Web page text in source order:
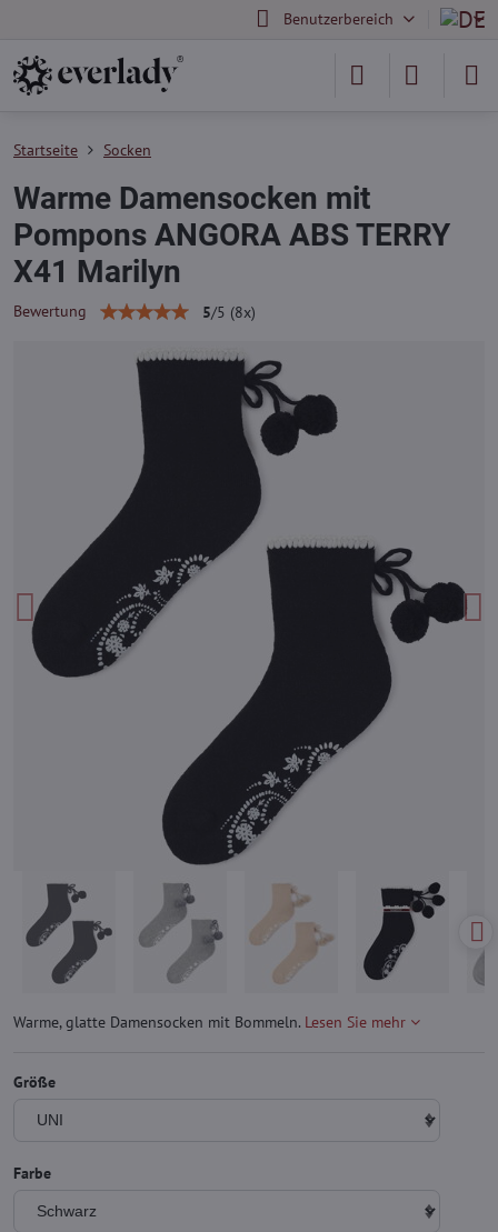
Benutzerbereich
Startseite Socken
Warme Damensocken mit
Pompons ANGORA ABS TERRY
X41 Marilyn
Bewertung 5/5 (8x)
Warme, glatte Damensocken mit Bommeln. Lesen Sie mehr
Größe
Farbe